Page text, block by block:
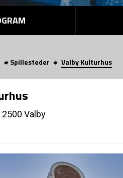
Spillesteder Valby Kulturhus
Valby